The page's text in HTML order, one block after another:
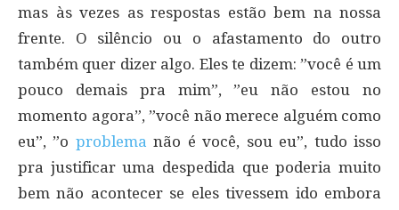
mas às vezes as respostas estão bem na nossa
frente. O silêncio ou o afastamento do outro
também quer dizer algo. Eles te dizem: ”você é um
pouco demais pra mim”, ”eu não estou no
momento agora”, ”você não merece alguém como
eu”, ”o problema não é você, sou eu”, tudo isso
pra justificar uma despedida que poderia muito
bem não acontecer se eles tivessem ido embora